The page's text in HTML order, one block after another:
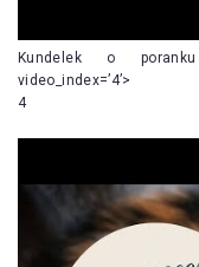
Kundelek o poranku
video_index=’4’>
4